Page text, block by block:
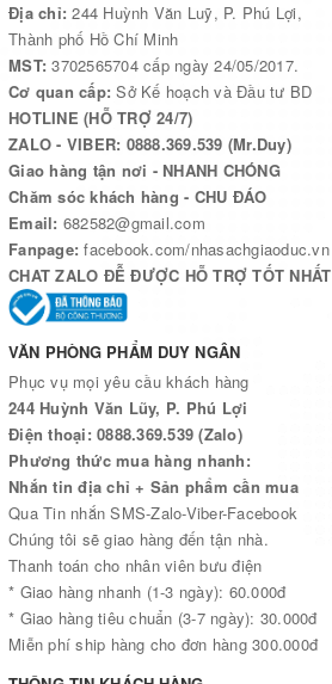
Địa chỉ:244 Huỳnh Văn Luỹ, P. Phú Lợi,
Thành phố Hồ Chí Minh
MST:3702565704 cấp ngày 24/05/2017.
Cơ quan cấp:Sở Kế hoạch và Đầu tư BD
HOTLINE (HỖ TRỢ 24/7)
ZALO - VIBER: 0888.369.539 (Mr.Duy)
Giao hàng tận nơi - NHANH CHÓNG
Chăm sóc khách hàng - CHU ĐÁO
Email: 682582@gmail.com
Fanpage:facebook.com/nhasachgiaoduc.vn
CHAT ZALO ĐỄ ĐƯỢC HỖ TRỢ TỐT NHẤT
VĂN PHÒNG PHẨM DUY NGÂN
Phục vụ mọi yêu cầu khách hàng
244 Huỳnh Văn Lũy, P. Phú Lợi
Điện thoại: 0888.369.539 (Zalo)
Phương thức mua hàng nhanh:
Nhắn tin địa chỉ + Sản phẩm cần mua
Qua Tin nhắn SMS-Zalo-Viber-Facebook
Chúng tôi sẽ giao hàng đến tận nhà.
Thanh toán cho nhân viên bưu điện
* Giao hàng nhanh (1-3 ngày): 60.000đ
* Giao hàng tiêu chuẩn (3-7 ngày): 30.000đ
Miễn phí ship hàng cho đơn hàng 300.000đ